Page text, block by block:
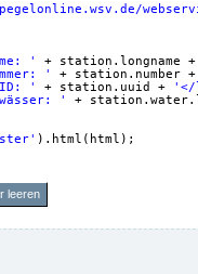
'
+ station.longname +
'
+ station.number +
'
+ station.uuid +
'
+
).html(html);
leeren